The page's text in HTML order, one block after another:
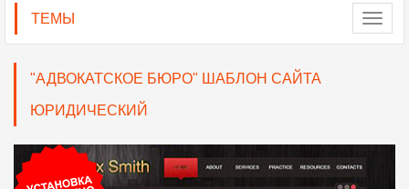
ТЕМЫ
"АДВОКАТСКОЕ БЮРО" ШАБЛОН САЙТА
ЮРИДИЧЕСКИЙ